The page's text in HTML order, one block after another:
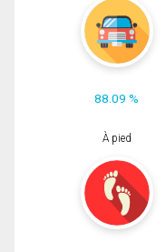
88.09 %
À pied